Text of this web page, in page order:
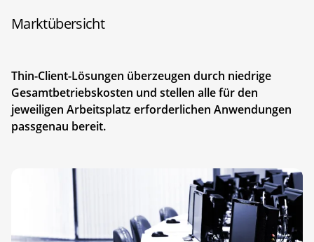
Marktübersicht
Thin-Client-Lösungen überzeugen durch niedrige
Gesamtbetriebs­kosten und stellen alle für den
jeweiligen Arbeitsplatz erforderlichen Anwendungen
passgenau bereit.